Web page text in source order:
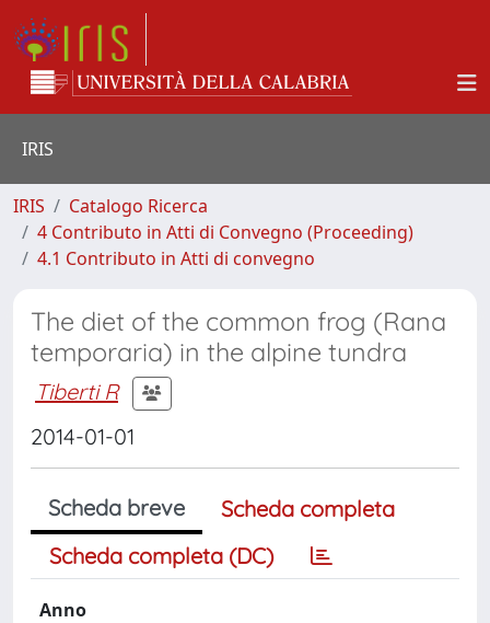
IRIS
IRIS
Catalogo Ricerca
4 Contributo in Atti di Convegno (Proceeding)
4.1 Contributo in Atti di convegno
The diet of the common frog (Rana
temporaria) in the alpine tundra
Tiberti R
2014-01-01
Scheda breve
Scheda completa
Scheda completa (DC)
Anno